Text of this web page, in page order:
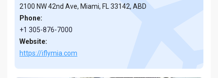
2100 NW 42nd Ave, Miami, FL 33142, ABD
Phone:
+1 305-876-7000
Website:
https://iflymia.com